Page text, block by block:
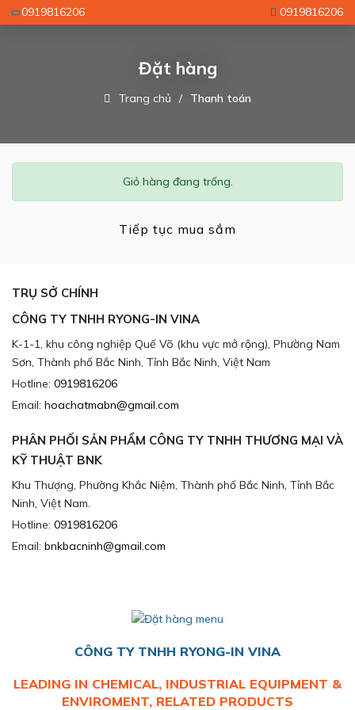
0919816206 0919816206
Đặt hàng
Trang chủ Thanh toán
Giỏ hàng đang trống.
Tiếp tục mua sắm
TRỤ SỞ CHÍNH
CÔNG TY TNHH RYONG-IN VINA
K-1-1, khu công nghiệp Quế Võ (khu vực mở rộng), Phường Nam
Sơn, Thành phố Bắc Ninh, Tỉnh Bắc Ninh, Việt Nam
Hotline: 0919816206
Email: hoachatmabn@gmail.com
PHÂN PHỐI SẢN PHẨM CÔNG TY TNHH THƯƠNG MẠI VÀ
KỸ THUẬT BNK
Khu Thượng, Phường Khắc Niệm, Thành phố Bắc Ninh, Tỉnh Bắc
Ninh, Việt Nam.
Hotline: 0919816206
Email: bnkbacninh@gmail.com
CÔNG TY TNHH RYONG-IN VINA
LEADING IN CHEMICAL, INDUSTRIAL EQUIPMENT &
ENVIROMENT, RELATED PRODUCTS